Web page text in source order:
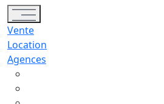
Toggle navigation
Vente
Location
Agences